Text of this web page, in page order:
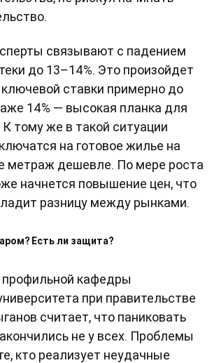
связывают с падением
до 13–14%. Это произойдет
ставки примерно до
14% — высокая планка для
тому же в такой ситуации
на готовое жилье на
метраж дешевле. По мере роста
начнется повышение цен, что
разницу между рынками.
Есть ли защита?
профильной кафедры
при правительстве
считает, что паниковать
не у всех. Проблемы
кто реализует неудачные